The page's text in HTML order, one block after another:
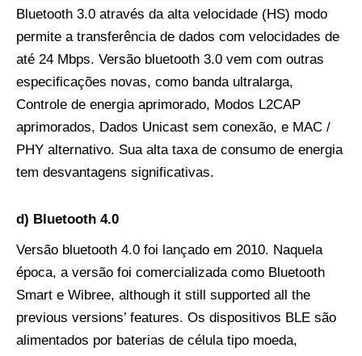
Bluetooth 3.0 através da alta velocidade (HS) modo
permite a transferência de dados com velocidades de
até 24 Mbps. Versão bluetooth 3.0 vem com outras
especificações novas, como banda ultralarga,
Controle de energia aprimorado, Modos L2CAP
aprimorados, Dados Unicast sem conexão, e MAC /
PHY alternativo. Sua alta taxa de consumo de energia
tem desvantagens significativas.
d) Bluetooth 4.0
Versão bluetooth 4.0 foi lançado em 2010. Naquela
época, a versão foi comercializada como Bluetooth
Smart e Wibree, although it still supported all the
previous versions’ features. Os dispositivos BLE são
alimentados por baterias de célula tipo moeda,